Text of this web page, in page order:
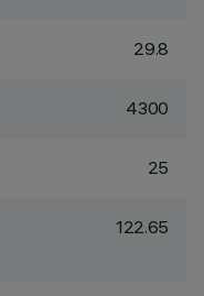
29.8
4300
25
122.65